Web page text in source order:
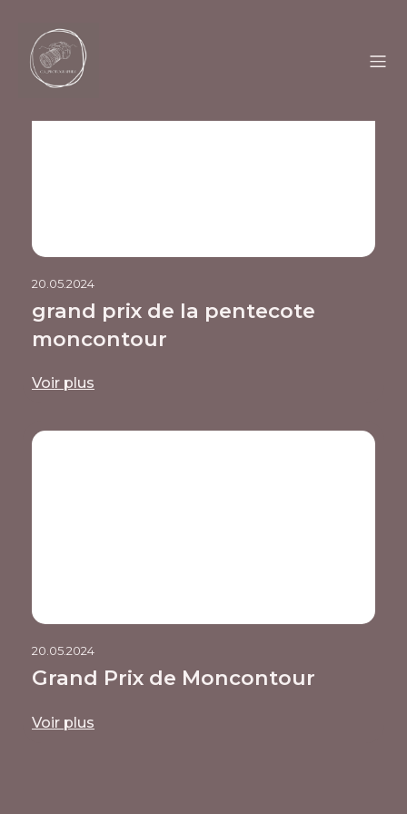
20.05.2024
grand prix de la pentecote
moncontour
Voir plus
20.05.2024
Grand Prix de Moncontour
Voir plus